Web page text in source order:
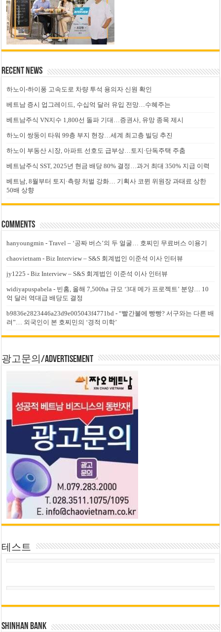
Recent News
하노이-하이퐁 고속도로 차량 투석 용의자 신원 확인
베트남 증시 업그레이드, 수십억 달러 유입 전망…수혜주는
베트남주식 VN지수 1,800선 돌파 기대…증권사, 유망 종목 제시
하노이 쌍둥이 타워 99층 부지 현장…세계 최고층 빌딩 추진
하노이 부동산 시장, 아파트 선호도 급부상…토지·단독주택 주춤
베트남주식 SST, 2025년 현금 배당 80% 결정…과거 최대 350% 지급 이력
베트남, 8월부터 토지·측량 처벌 강화… 기획사 코뮌 위원장 과태료 상한
50배 상향
Comments
hanyoungmin -Travel – ‘공짜 버스’의 두 얼굴… 호찌민 무료버스 이용기
chaovietnam -Biz Interview – S&S 회계법인 이준석 이사 인터뷰
jy1225 -Biz Interview – S&S 회계법인 이준석 이사 인터뷰
widiyapuspabela - 빈홈, 올해 7,500ha 규모 ‘3대 메가 프로젝트’ 분양… 10
억 달러 역대급 배당도 결정
b9836e2823446a23d9e005043f4771bd -“빨간불에 빵빵? 서구와는 다른 배
려”… 외국인이 본 호찌민의 ‘경적 미학’
광고문의/Advertisement
테스트
SHINHAN BANK